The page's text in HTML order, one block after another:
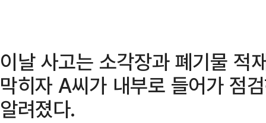
이날 사고는 소각장과 폐기물 적
막히자 A씨가 내부로 들어가 점
알려졌다.